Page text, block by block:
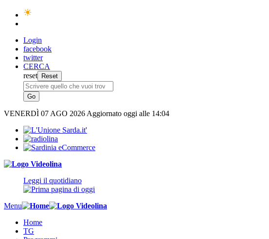
Login
facebook
twitter
CERCA
reset
VENERDÌ 07 AGO 2026 Aggiornato oggi alle 14:04
Leggi il quotidiano
Menu
Home
TG